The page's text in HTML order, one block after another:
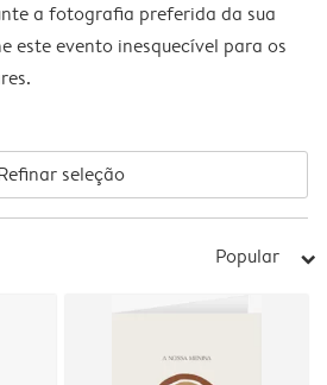
a fotografia preferida da sua
este evento inesquecível para os
seleção
Popular arrow_right